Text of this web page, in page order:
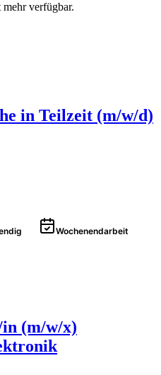
verfügbar.
in Teilzeit (m/w/d)
Wochenendarbeit
(m/w/x)